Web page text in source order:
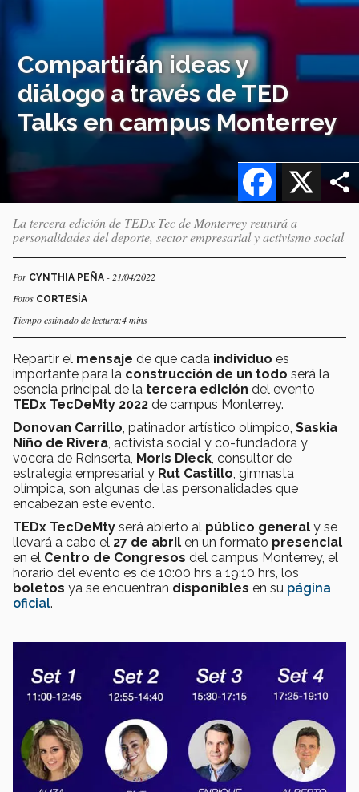
Compartirán ideas y
diálogo a través de TED
Talks en campus Monterrey
X
Facebook
La tercera edición de TEDx Tec de Monterrey reunirá a
personalidades del deporte, sector empresarial y activismo social
Por CYNTHIA PEÑA - 21/04/2022
Fotos CORTESÍA
Tiempo estimado de lectura:4 mins
Repartir el mensaje de que cada individuo es
importante para la construcción de un todo será la
esencia principal de la tercera edición del evento
TEDx TecDeMty 2022 de campus Monterrey.
Donovan Carrillo , patinador artístico olímpico, Saskia
Niño de Rivera , activista social y co-fundadora y
vocera de Reinserta, Moris Dieck , consultor de
estrategia empresarial y Rut Castillo , gimnasta
olímpica, son algunas de las personalidades que
encabezan este evento.
TEDx TecDeMty será abierto al público general y se
llevará a cabo el 27 de abril en un formato presencial
en el Centro de Congresos del campus Monterrey, el
horario del evento es de 10:00 hrs a 19:10 hrs, los
boletos ya se encuentran disponibles en su página
oficial.